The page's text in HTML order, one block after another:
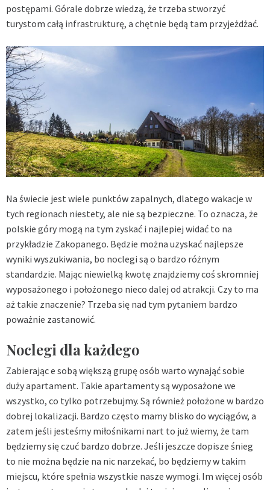
postępami. Górale dobrze wiedzą, że trzeba stworzyć
turystom całą infrastrukturę, a chętnie będą tam przyjeżdżać.
Na świecie jest wiele punktów zapalnych, dlatego wakacje w
tych regionach niestety, ale nie są bezpieczne. To oznacza, że
polskie góry mogą na tym zyskać i najlepiej widać to na
przykładzie Zakopanego. Będzie można uzyskać najlepsze
wyniki wyszukiwania, bo noclegi są o bardzo różnym
standardzie. Mając niewielką kwotę znajdziemy coś skromniej
wyposażonego i położonego nieco dalej od atrakcji. Czy to ma
aż takie znaczenie? Trzeba się nad tym pytaniem bardzo
poważnie zastanowić.
Noclegi dla każdego
Zabierając e sobą większą grupę osób warto wynająć sobie
duży apartament. Takie apartamenty są wyposażone we
wszystko, co tylko potrzebujmy. Są również położone w bardzo
dobrej lokalizacji. Bardzo często mamy blisko do wyciągów, a
zatem jeśli jesteśmy miłośnikami nart to już wiemy, że tam
będziemy się czuć bardzo dobrze. Jeśli jeszcze dopisze śnieg
to nie można będzie na nic narzekać, bo będziemy w takim
miejscu, które spełnia wszystkie nasze wymogi. Im więcej osób